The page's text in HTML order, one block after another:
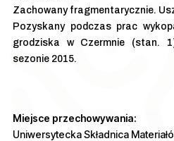
Zachowany fragmentarycznie.
Pozyskany podczas prac
grodziska w Czermnie (stan.
sezonie 2015.
Miejsce przechowywania:
Uniwersytecka Składnica